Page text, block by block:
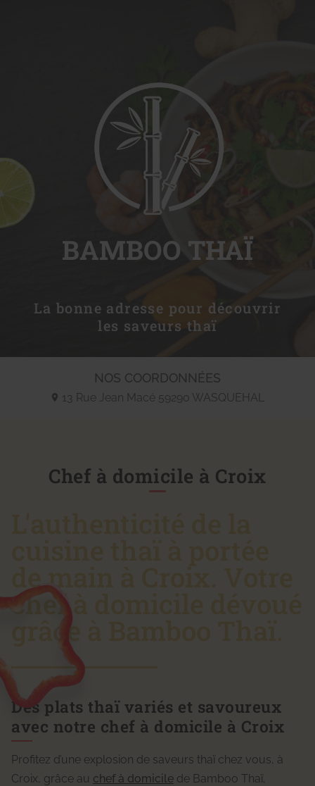
BAMBOO THAÏ
La bonne adresse pour découvrir
les saveurs thaï
NOS COORDONNÉES
13 Rue Jean Macé 59290 WASQUEHAL
Chef à domicile à Croix
de main à Croix. Votre
chef à domicile dévoué
grâce à Bamboo Thaï.
Des plats thaï variés et savoureux
avec notre chef à domicile à Croix
Profitez d’une explosion de saveurs thaï chez vous, à
Croix, grâce au chef à domicile de Bamboo Thaï,